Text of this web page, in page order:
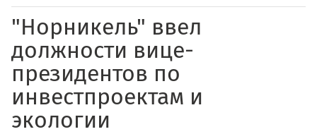
"Норникель" ввел
должности вице-
президентов по
инвестпроектам и
экологии